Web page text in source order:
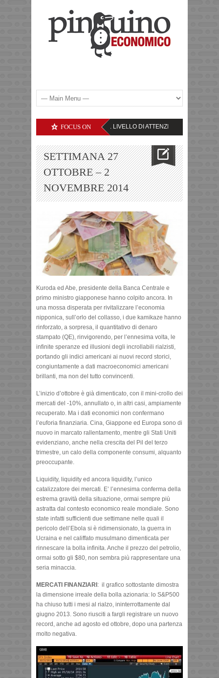
FOCUS ON
TECNOLOGICHE – IL LIVELLO DI ATTENZIONE YEN – TASSI IN
SETTIMANA 27
OTTOBRE – 2
NOVEMBRE 2014
Kuroda ed Abe, presidente della Banca Centrale e
primo ministro giapponese hanno colpito ancora. In
una mossa disperata per rivitalizzare l’economia
nipponica, sull’orlo del collasso, i due kamikaze hanno
rinforzato, a sorpresa, il quantitativo di denaro
stampato (QE), rinvigorendo, per l’ennesima volta, le
infinite speranze ed illusioni degli incrollabili rialzisti,
portando gli indici americani ai nuovi record storici,
congiuntamente a dati macroeconomici americani
brillanti, ma non del tutto convincenti.
L’inizio d’ottobre è già dimenticato, con il mini-crollo dei
mercati del -10%, annullato o, in altri casi, ampiamente
recuperato. Ma i dati economici non confermano
l’euforia finanziaria. Cina, Giappone ed Europa sono di
nuovo in marcato rallentamento, mentre gli Stati Uniti
evidenziano, anche nella crescita del Pil del terzo
trimestre, un calo della componente consumi, alquanto
preoccupante.
Liquidity, liquidity ed ancora liquidity, l’unico
catalizzatore dei mercati. E’ l’ennesima conferma della
estrema gravità della situazione, ormai sempre più
astratta dal contesto economico reale mondiale. Sono
state infatti sufficienti due settimane nelle quali il
pericolo dell’Ebola si è ridimensionato, la guerra in
Ucraina e nel califfato musulmano dimenticata per
rinnescare la bolla infinita. Anche il prezzo del petrolio,
ormai sotto gli $80, non sembra più rappresentare una
seria minaccia.
MERCATI FINANZIARI: il grafico sottostante dimostra
la dimensione irreale della bolla azionaria: lo S&P500
ha chiuso tutti i mesi al rialzo, ininterrottamente dal
giugno 2013. Sono riusciti a fargli registrare un nuovo
record, anche ad agosto ed ottobre, dopo una partenza
molto negativa.